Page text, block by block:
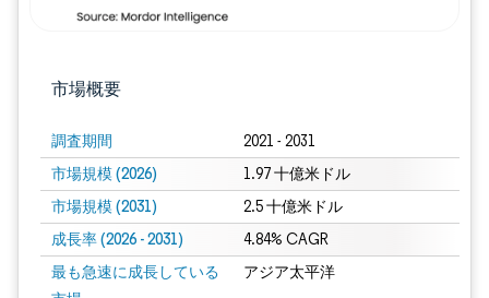
市場概要
調査期間 2021 - 2031
市場規模 (2026) 1.97 十億米ドル
市場規模 (2031) 2.5 十億米ドル
成長率 (2026 - 2031) 4.84% CAGR
最も急速に成長している
アジア太平洋